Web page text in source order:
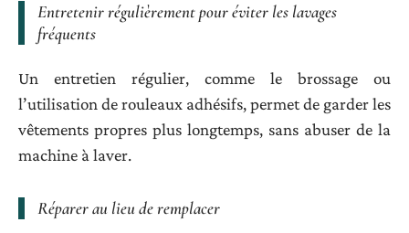
Entretenir régulièrement pour éviter les lavages
fréquents
Un entretien régulier, comme le brossage ou
l’utilisation de rouleaux adhésifs, permet de garder les
vêtements propres plus longtemps, sans abuser de la
machine à laver.
Réparer au lieu de remplacer